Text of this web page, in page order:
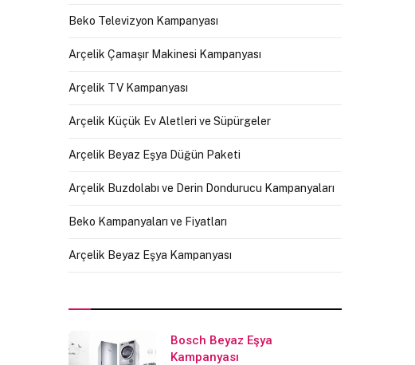
Beko Televizyon Kampanyası
Arçelik Çamaşır Makinesi Kampanyası
Arçelik TV Kampanyası
Arçelik Küçük Ev Aletleri ve Süpürgeler
Arçelik Beyaz Eşya Düğün Paketi
Arçelik Buzdolabı ve Derin Dondurucu Kampanyaları
Beko Kampanyaları ve Fiyatları
Arçelik Beyaz Eşya Kampanyası
Bosch Beyaz Eşya
Kampanyası